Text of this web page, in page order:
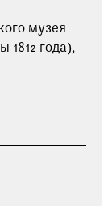
музея
1812 года),